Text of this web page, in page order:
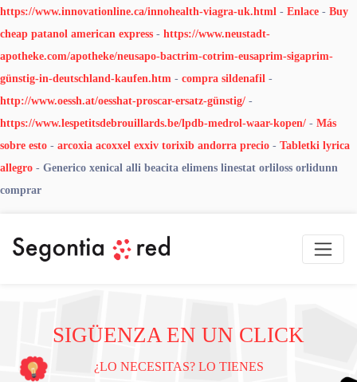
https://www.innovationline.ca/innohealth-viagra-uk.html - Enlace - Buy
cheap patanol american express - https://www.neustadt-
apotheke.com/apotheke/neusapo-bactrim-cotrim-eusaprim-sigaprim-
günstig-in-deutschland-kaufen.htm - compra sildenafil -
http://www.oessh.at/oesshat-proscar-ersatz-günstig/ -
https://www.lespetitsdebrouillards.be/lpdb-medrol-waar-kopen/ - Más
sobre esto - arcoxia acoxxel exxiv torixib andorra precio - Tabletki lyrica
allegro - Generico xenical alli beacita elimens linestat orliloss orlidunn
comprar
SIGÜENZA EN UN CLICK
¿LO NECESITAS? LO TIENES